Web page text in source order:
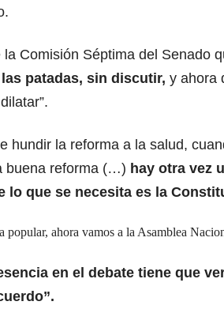
Comisión Séptima del Senado
patadas, sin discutir, y ahora
hundir la reforma a la salud,
buena reforma (…) hay otra vez
que se necesita es la
popular, ahora vamos a la Asamblea
en el debate tiene que